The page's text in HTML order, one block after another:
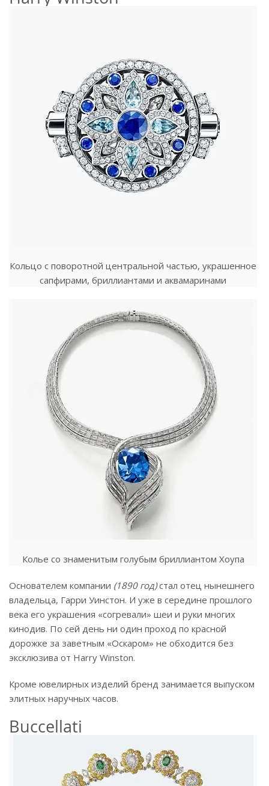
Кольцо с поворотной центральной частью, украшенное
сапфирами, бриллиантами и аквамаринами
Колье со знаменитым голубым бриллиантом Хоупа
Основателем компании (1890 год)стал отец нынешнего
владельца, Гарри Уинстон. И уже в середине прошлого
века его украшения «согревали» шеи и руки многих
кинодив. По сей день ни один проход по красной
дорожке за заветным «Оскаром» не обходится без
эксклюзива от Harry Winston.
Кроме ювелирных изделий бренд занимается выпуском
элитных наручных часов.
Buccellati